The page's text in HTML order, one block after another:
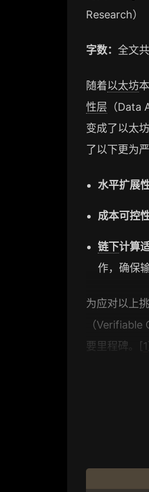
Research）
字数： 全文
随着以太坊
性层 （Data
变成了以太
了以下更为
水平扩展
成本可控
链下计算
作，确保
为应对以上
（
要里程碑。[ 1